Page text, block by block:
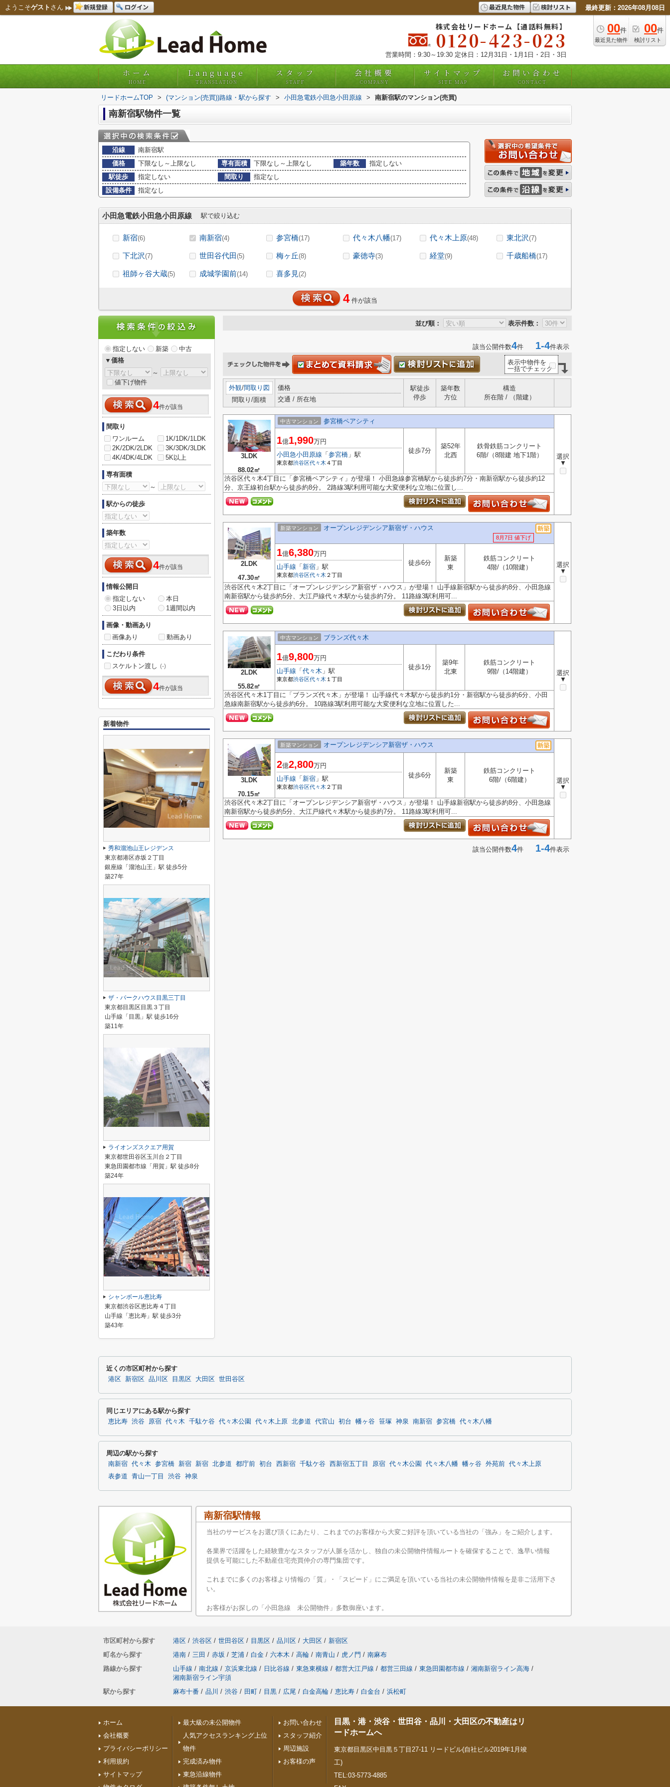
ようこそゲスト さん 新規登録 ログイン 最近見た物件 検討リスト 最終更新：2026年08月08日
00件
最近見た物件
00件
検討リスト
株式会社リードホーム【通話料無料】
0120-423-023
営業時間：9:30～19:30 定休日：12月31日・1月1日・2日・3日
ホーム
HOME
Language
TRANSLATION
スタッフ
STAFF
会社概要
COMPANY
サイトマップ
SITE MAP
お問い合わせ
CONTACT
リードホームTOP > (マンション(売買))路線・駅から探す > 小田急電鉄小田急小田原線 > 南新宿駅のマンション(売買)
南新宿駅物件一覧
沿線
南新宿駅
価格
下限なし～上限なし 専有面積 下限なし～上限なし 築年数
指定しない
駅徒歩
指定しない 間取り
指定なし
設備条件
指定なし
小田急電鉄小田急小田原線 駅で絞り込む
新宿(6) 南新宿(4) 参宮橋(17) 代々木八幡(17) 代々木上原(48) 東北沢(7)
下北沢(7) 世田谷代田(5) 梅ヶ丘(8) 豪徳寺(3) 経堂(9) 千歳船橋(17)
祖師ヶ谷大蔵(5) 成城学園前(14) 喜多見(2)
4 件が該当
並び順： 表示件数：
該当公開件数4件 1-4件表示
表示中物件を
一括でチェック
外観/間取り図
間取り/面積
価格
交通 / 所在地
駅徒歩
停歩
築年数
方位
構造
所在階 / （階建）
3LDK
88.02㎡
中古マンション 参宮橋ペアシティ
選択
▼
1億1,990万円
小田急小田原線 「 参宮橋 」駅
東京都渋谷区代々木 ４丁目
徒歩7分
築52年
北西
鉄骨鉄筋コンクリート
6階/（8階建 地下1階）
渋谷区代々木4丁目に「参宮橋ペアシティ」が登場！ 小田急線参宮橋駅から徒歩約7分・南新宿駅から徒歩約12
分、京王線初台駅から徒歩約8分。 2路線3駅利用可能な大変便利な立地に位置し...
2LDK
47.30㎡
新築マンション オープンレジデンシア新宿ザ・ハウス
8月7日 値下げ
選択
▼
1億6,380万円
山手線 「 新宿 」駅
東京都渋谷区代々木 ２丁目
徒歩6分
新築
東
鉄筋コンクリート
4階/（10階建）
渋谷区代々木2丁目に「オープンレジデンシア新宿ザ・ハウス」が登場！ 山手線新宿駅から徒歩約8分、小田急線
南新宿駅から徒歩約5分、大江戸線代々木駅から徒歩約7分。 11路線3駅利用可...
2LDK
55.82㎡
中古マンション ブランズ代々木
選択
▼
1億9,800万円
山手線 「 代々木 」駅
東京都渋谷区代々木 １丁目
徒歩1分
築9年
北東
鉄筋コンクリート
9階/（14階建）
渋谷区代々木1丁目に「ブランズ代々木」が登場！ 山手線代々木駅から徒歩約1分・新宿駅から徒歩約6分、小田
急線南新宿駅から徒歩約6分。 10路線3駅利用可能な大変便利な立地に位置した...
3LDK
70.15㎡
新築マンション オープンレジデンシア新宿ザ・ハウス
選択
▼
2億2,800万円
山手線 「 新宿 」駅
東京都渋谷区代々木 ２丁目
徒歩6分
新築
東
鉄筋コンクリート
6階/（6階建）
渋谷区代々木2丁目に「オープンレジデンシア新宿ザ・ハウス」が登場！ 山手線新宿駅から徒歩約8分、小田急線
南新宿駅から徒歩約5分、大江戸線代々木駅から徒歩約7分。 11路線3駅利用可...
該当公開件数4件 1-4件表示
指定しない 新築
中古
▼価格
～
値下げ物件
4件が該当
間取り
ワンルーム
1K/1DK/1LDK
2K/2DK/2LDK
3K/3DK/3LDK
4K/4DK/4LDK
5K以上
専有面積
～
駅からの徒歩
築年数
4件が該当
情報公開日
指定しない
本日
3日以内
1週間以内
画像・動画あり
画像あり
動画あり
こだわり条件
スケルトン渡し (-)
4件が該当
新着物件
秀和溜池山王レジデンス
東京都港区赤坂２丁目
銀座線「溜池山王」駅 徒歩5分
築27年
ザ・パークハウス目黒三丁目
東京都目黒区目黒３丁目
山手線「目黒」駅 徒歩16分
築11年
ライオンズスクエア用賀
東京都世田谷区玉川台２丁目
東急田園都市線「用賀」駅 徒歩8分
築24年
シャンボール恵比寿
東京都渋谷区恵比寿４丁目
山手線「恵比寿」駅 徒歩3分
築43年
近くの市区町村から探す
港区 新宿区 品川区 目黒区 大田区 世田谷区
同じエリアにある駅から探す
恵比寿 渋谷 原宿 代々木 千駄ケ谷 代々木公園 代々木上原 北参道 代官山 初台 幡ヶ谷 笹塚 神泉 南新宿 参宮橋 代々木八幡
周辺の駅から探す
南新宿 代々木 参宮橋 新宿 新宿 北参道 都庁前 初台 西新宿 千駄ケ谷 西新宿五丁目 原宿 代々木公園 代々木八幡 幡ヶ谷 外苑前 代々木上原
表参道
青山一丁目 渋谷 神泉
南新宿駅情報
当社のサービスをお選び頂くにあたり、これまでのお客様から大変ご好評を頂いている当社の「強み」をご紹介します。
各業界で活躍をした経験豊かなスタッフが人脈を活かし、独自の未公開物件情報ルートを確保することで、逸早い情報
提供を可能にした不動産住宅売買仲介の専門集団です。
これまでに多くのお客様より情報の「質」・「スピード」にご満足を頂いている当社の未公開物件情報を是非ご活用下さ
い。
お客様がお探しの「小田急線 未公開物件」多数御座います。
市区町村から探す 港区 / 渋谷区 / 世田谷区 / 目黒区 / 品川区 / 大田区 / 新宿区
町名から探す
港南 / 三田 / 赤坂 / 芝浦 / 白金 / 六本木 / 高輪 / 南青山 / 虎ノ門 / 南麻布
路線から探す
山手線 / 南北線 / 京浜東北線 / 日比谷線 / 東急東横線 / 都営大江戸線 / 都営三田線 / 東急田園都市線 / 湘南新宿ライン高海 /
湘南新宿ライン宇須
駅から探す
麻布十番 / 品川 / 渋谷 / 田町 / 目黒 / 広尾 / 白金高輪 / 恵比寿 / 白金台 / 浜松町
ホーム
会社概要
プライバシーポリシー
利用規約
サイトマップ
最大級の未公開物件
人気アクセスランキング上位
物件
完成済み物件
東急沿線物件
お問い合わせ
スタッフ紹介
周辺施設
お客様の声
目黒・港・渋谷・世田谷・品川・大田区の不動産はリ
ードホームへ
東京都目黒区中目黒５丁目27-11 リードビル(自社ビル2019年1月竣
工)
TEL:03-5773-4885